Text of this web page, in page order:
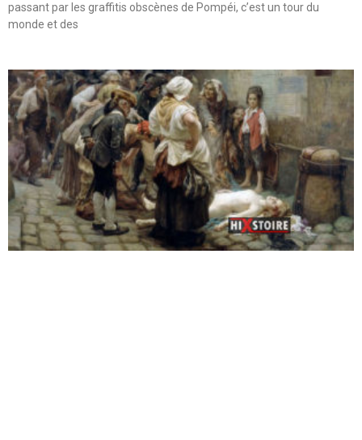
passant par les graffitis obscènes de Pompéi, c’est un tour du
monde et des